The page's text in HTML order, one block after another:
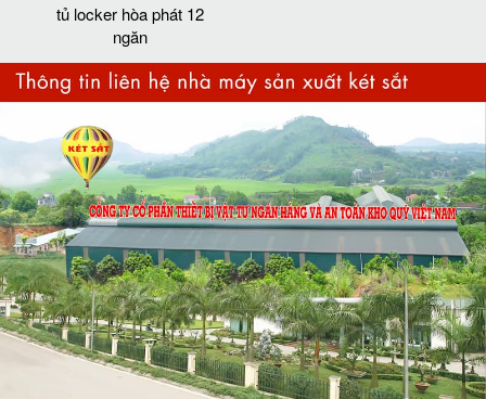
tủ locker hòa phát 12
ngăn